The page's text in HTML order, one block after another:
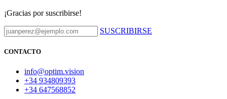
¡Gracias por suscribirse!
SUSCRIBIRSE
CON​TACTO
info@optim.vision
+34 934809393
+34 647568852